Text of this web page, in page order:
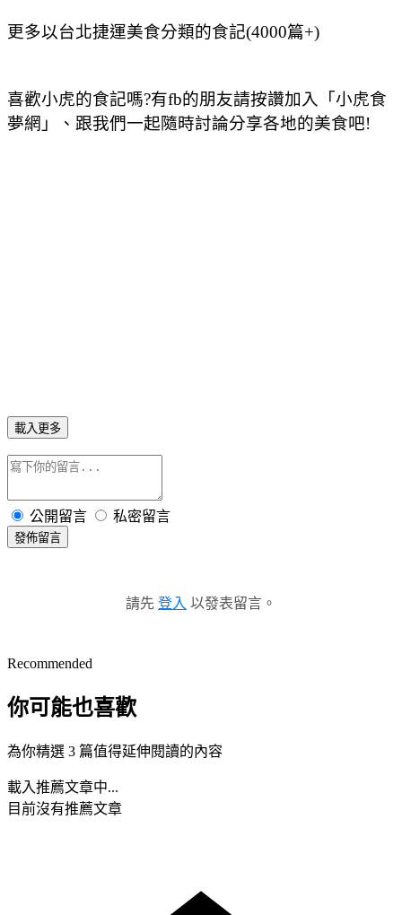
更多以台北捷運美食分類的食記(4000篇+)
喜歡小虎的食記嗎?有fb的朋友請按讚加入「小虎食
夢網」、跟我們一起隨時討論分享各地的美食吧!
載入更多
公開留言 私密留言
發佈留言
請先 登入 以發表留言。
Recommended
你可能也喜歡
為你精選 3 篇值得延伸閱讀的內容
載入推薦文章中...
目前沒有推薦文章